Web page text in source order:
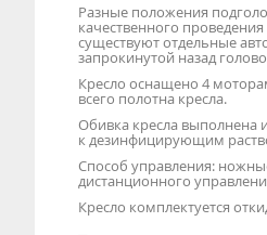
Разные положения
качественного
существуют отдельные
запрокинутой назад
Кресло оснащено 4
всего полотна кресла.
Обивка кресла выполнена
к дезинфицирующим
Способ управления:
дистанционного
Кресло комплектуется